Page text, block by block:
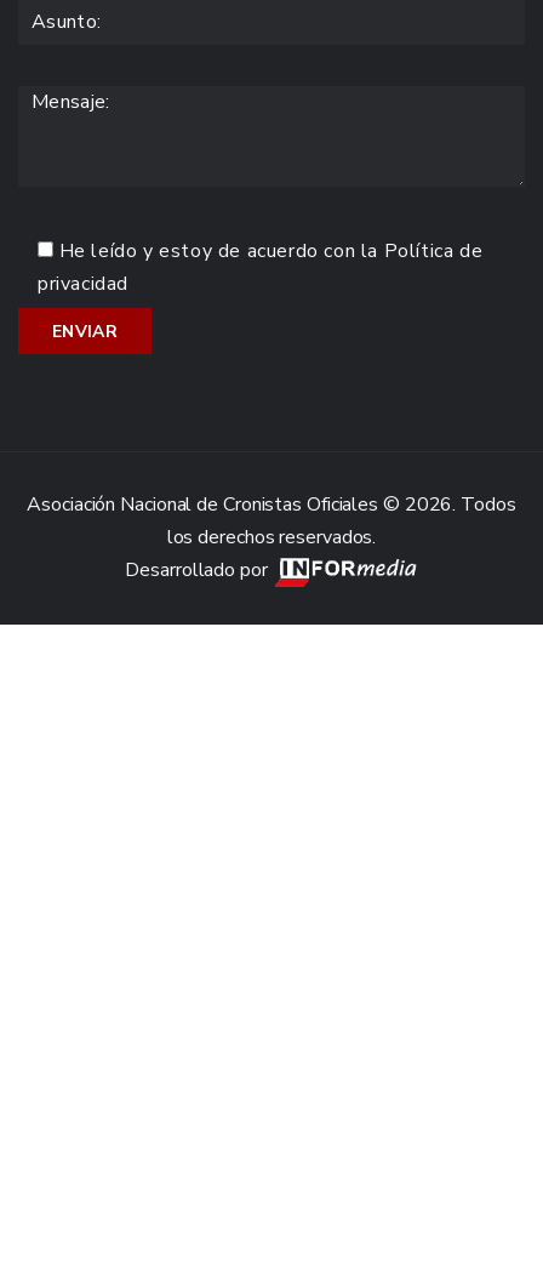
He leído y estoy de acuerdo con la Política de
privacidad
Asociación Nacional de Cronistas Oficiales © 2026. Todos
los derechos reservados.
Desarrollado por